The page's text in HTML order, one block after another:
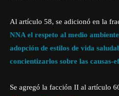
Al artículo 58, se adicionó en la
NNA el respeto al medio
adopción de estilos de vida
concientizarlos sobre las causas-
Se agregó la facción II al artículo